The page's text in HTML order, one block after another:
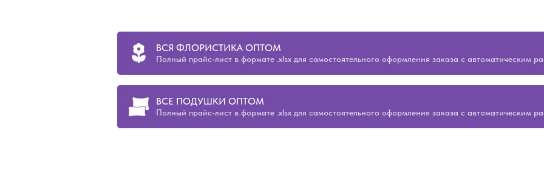
ВСЯ ФЛОРИСТИКА ОПТОМ
Полный прайс-лист в формате .xlsx для самостоятельного оформления заказа с автоматическим
ВСЕ ПОДУШКИ ОПТОМ
Полный прайс-лист в формате .xlsx для самостоятельного оформления заказа с автоматическим